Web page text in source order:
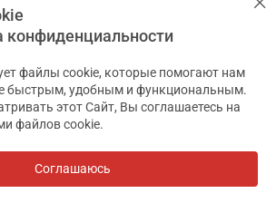
ПРИМЕНЕНИЕМ ПРЕПАРАТА
С ВРАЧОМ
911.ЮА» Код ЄДРПОУ 43631965.
от ответственности
АПТЕКА911.ЮА
конфиденциальности
файлы cookie, которые помогают нам
быстрым, удобным и функциональным.
этот Сайт, Вы соглашаетесь на
файлов cookie.
Соглашаюсь
✕